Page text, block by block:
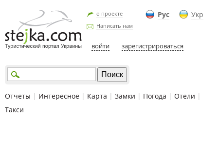
Рус Укр
о проекте
Написать нам
войти зарегистрироваться
Отчеты | Интересное | Карта | Замки | Погода | Отели |
Такси